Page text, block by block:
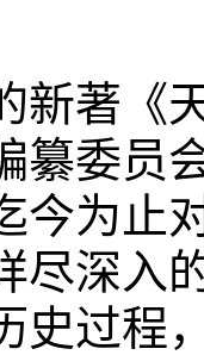
新著《
纂委员
今为止
尽深入
史过程